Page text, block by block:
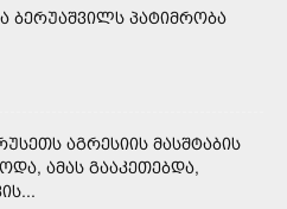
ᲑᲔᲠᲣᲐᲨᲕᲘᲚᲡ ᲞᲐᲢᲘᲛᲠᲝᲑᲐ
ᲐᲒᲠᲔᲡᲘᲘᲡ ᲛᲐᲡᲨᲢᲐᲑᲘᲡ
ᲐᲛᲐᲡ ᲒᲐᲐᲙᲔᲗᲔᲑᲓᲐ,